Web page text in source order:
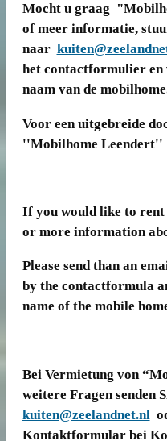
Mocht u graag
of meer informatie,
naar
het contactformulier en
naam van de
Voor een uitgebreide
''Mobilhome Leendert''
If you would like to
or more information
Please send than an
by the contactformula
name of the mobile
Bei Vermietung von
weitere Fragen senden
kuiten@zeelandnet.nl
Kontaktformular bei